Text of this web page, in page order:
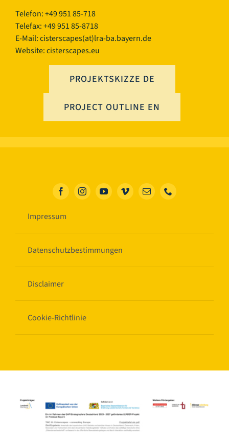
Telefon: +49 951 85-718
Telefax: +49 951 85-8718
E-Mail:cisterscapes(at)lra-ba.bayern.de
Website: cisterscapes.eu
PROJEKTSKIZZE DE
PROJECT OUTLINE EN
Impressum
Datenschutzbestimmungen
Disclaimer
Cookie-Richtlinie